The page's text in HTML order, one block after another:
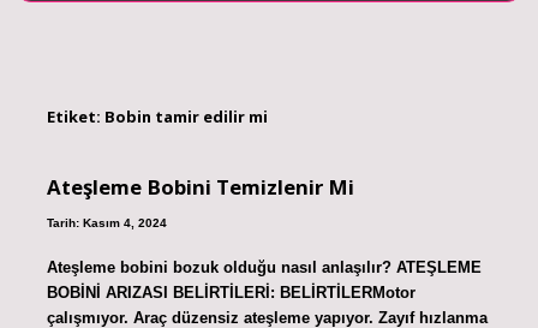
Etiket: Bobin tamir edilir mi
Ateşleme Bobini Temizlenir Mi
Tarih: Kasım 4, 2024
Ateşleme bobini bozuk olduğu nasıl anlaşılır? ATEŞLEME
BOBİNİ ARIZASI BELİRTİLERİ: BELİRTİLERMotor
çalışmıyor. Araç düzensiz ateşleme yapıyor. Zayıf hızlanma